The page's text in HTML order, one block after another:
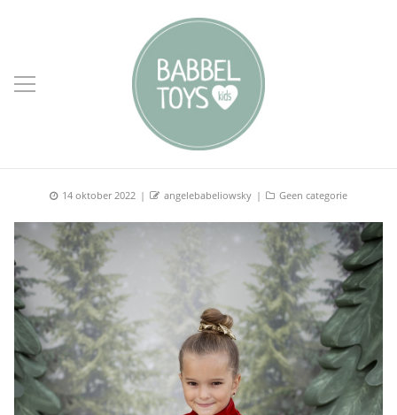
Posted
14 oktober 2022 Author
angelebabeliowsky Categories
Geen categorie